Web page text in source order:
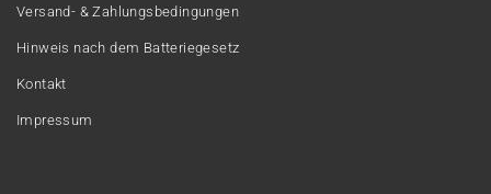
Versand- & Zahlungsbedingungen
Hinweis nach dem Batteriegesetz
Kontakt
Impressum